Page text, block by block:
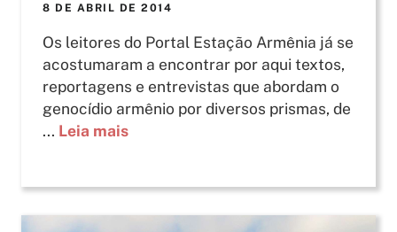
8 DE ABRIL DE 2014
Os leitores do Portal Estação Armênia já se
acostumaram a encontrar por aqui textos,
reportagens e entrevistas que abordam o
genocídio armênio por diversos prismas, de
... Leia mais